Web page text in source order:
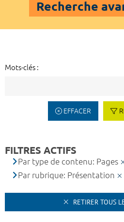
Recherche
Mots-clés :
EFFACER
FILTRES ACTIFS
Par type de contenu: Pages
Par rubrique: Présentation
RETIRER TOUS